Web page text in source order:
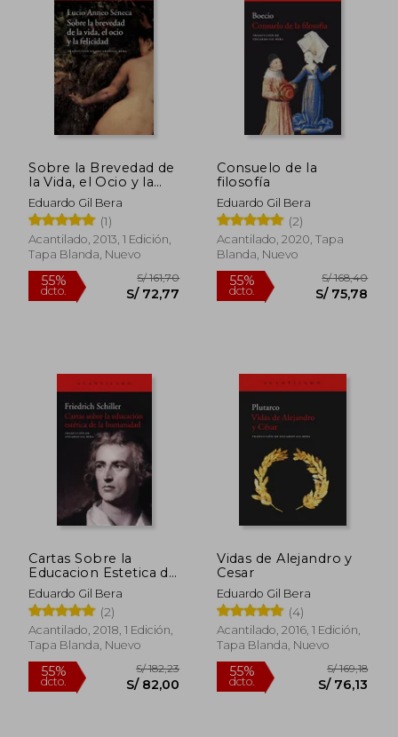
Sobre la Brevedad de
la Vida, el Ocio y la
Felicidad
Eduardo Gil Bera
(1)
Acantilado, 2013, 1 Edición,
Tapa Blanda, Nuevo
55%
dcto. S/ 72,77
Consuelo de la
filosofía
Eduardo Gil Bera
(2)
Acantilado, 2020, Tapa
Blanda, Nuevo
55%
dcto.
Cartas Sobre la
Educacion Estetica de
la Humanidad
Eduardo Gil Bera
(2)
Acantilado, 2018, 1 Edición,
Tapa Blanda, Nuevo
Vidas de Alejandro y
Cesar
Eduardo Gil Bera
(4)
Acantilado, 2016, 1 Edición,
Tapa Blanda, Nuevo